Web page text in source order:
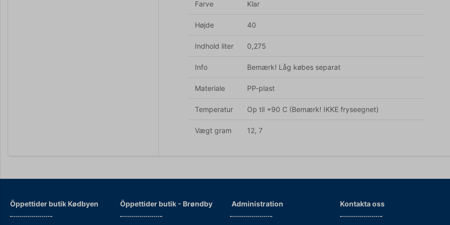
Farve Klar
Højde 40
Indhold liter 0,275
Info Bemærk! Låg købes separat
Materiale PP-plast
Temperatur Op til +90 C (Bemærk! IKKE fryseegnet)
Vægt gram 12, 7
Öppettider butik Kødbyen Öppettider butik - Brøndby Administration Kontakta oss